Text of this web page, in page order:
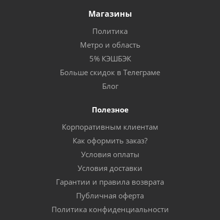
Магазины
Политика
Метро и область
5% КЭШБЭК
Больше скидок в Телеграме
Блог
Полезное
Корпоративным клиентам
Как оформить заказ?
Условия оплаты
Условия доставки
Гарантии и правила возврата
Публичная оферта
Политика конфиденциальности